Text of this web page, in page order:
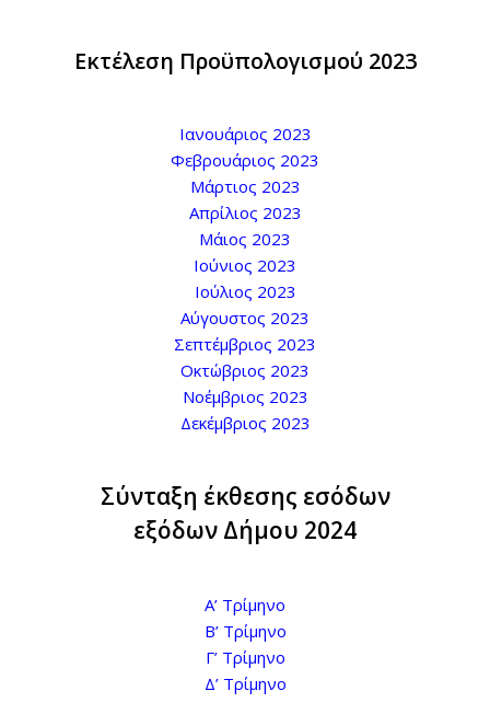
Εκτέλεση Προϋπολογισμού 2023
Ιανουάριος 2023
Φεβρουάριος 2023
Μάρτιος 2023
Απρίλιος 2023
Μάιος 2023
Ιούνιος 2023
Ιούλιος 2023
Αύγουστος 2023
Σεπτέμβριος 2023
Οκτώβριος 2023
Νοέμβριος 2023
Δεκέμβριος 2023
Σύνταξη έκθεσης εσόδων
εξόδων Δήμου 2024
Α’ Τρίμηνο
Β’ Τρίμηνο
Γ’ Τρίμηνο
Δ’ Τρίμηνο